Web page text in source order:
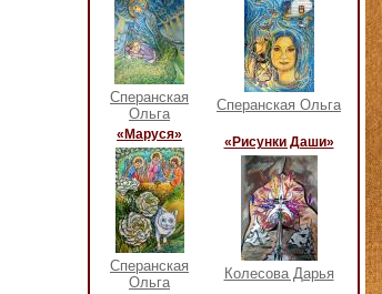
Сперанская
Ольга
Сперанская Ольга
«Маруся»
Сперанская
Ольга
«Рисунки Даши»
Колесова Дарья